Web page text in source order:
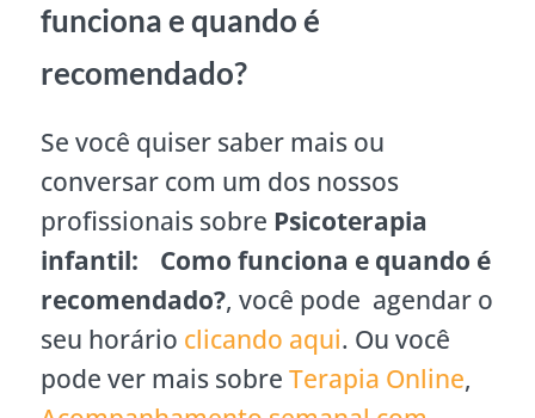
funciona e quando é
recomendado?
Se você quiser saber mais ou
conversar com um dos nossos
profissionais sobre Psicoterapia
infantil: Como funciona e quando é
recomendado?, você pode agendar o
seu horário clicando aqui. Ou você
pode ver mais sobre Terapia Online,